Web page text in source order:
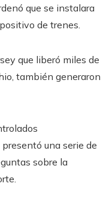
que se instalara
de trenes.
que liberó miles de
también generaron
una serie de
sobre la